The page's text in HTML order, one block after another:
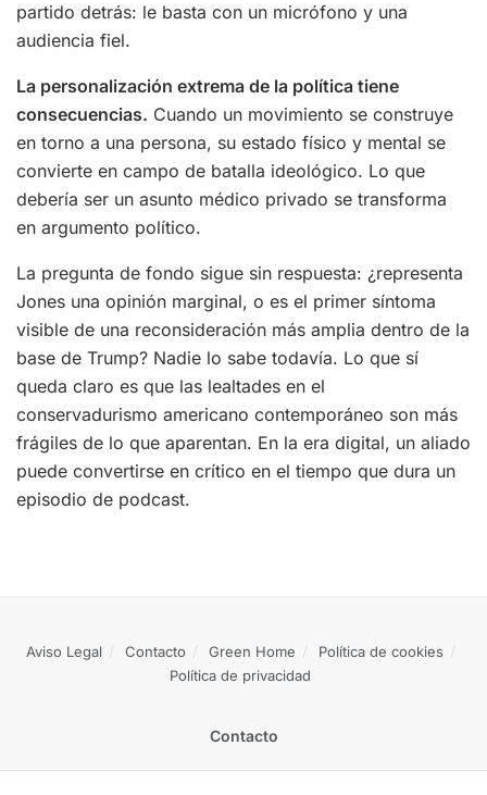
partido detrás: le basta con un micrófono y una
audiencia fiel.
La personalización extrema de la política tiene
consecuencias. Cuando un movimiento se construye
en torno a una persona, su estado físico y mental se
convierte en campo de batalla ideológico. Lo que
debería ser un asunto médico privado se transforma
en argumento político.
La pregunta de fondo sigue sin respuesta: ¿representa
Jones una opinión marginal, o es el primer síntoma
visible de una reconsideración más amplia dentro de la
base de Trump? Nadie lo sabe todavía. Lo que sí
queda claro es que las lealtades en el
conservadurismo americano contemporáneo son más
frágiles de lo que aparentan. En la era digital, un aliado
puede convertirse en crítico en el tiempo que dura un
episodio de podcast.
Aviso Legal Contacto Green Home
Política de cookies
Política de privacidad
Contacto